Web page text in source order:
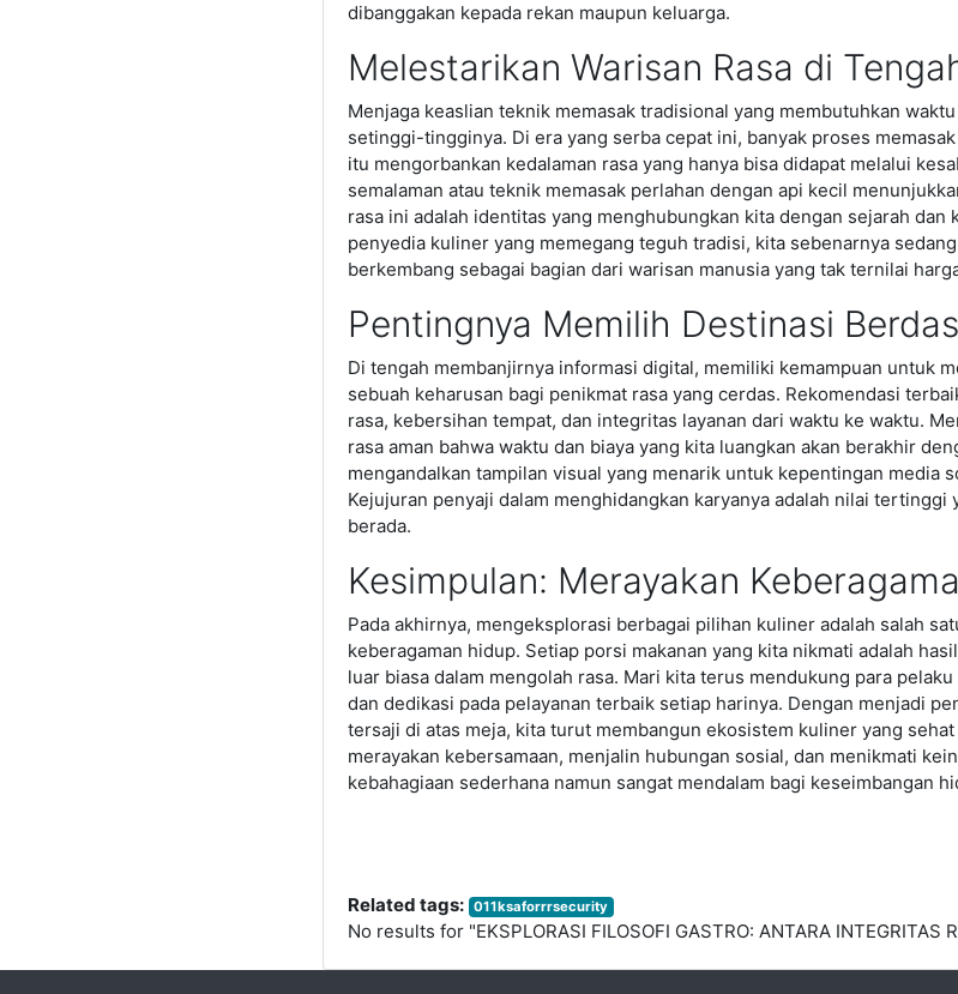
dibanggakan kepada rekan maupun keluarga.
Melestarikan Warisan Rasa di
Menjaga keaslian teknik memasak tradisional yang membutuhkan
setinggi-tingginya. Di era yang serba cepat ini, banyak proses
itu mengorbankan kedalaman rasa yang hanya bisa didapat melalui
semalaman atau teknik memasak perlahan dengan api kecil
rasa ini adalah identitas yang menghubungkan kita dengan sejarah
penyedia kuliner yang memegang teguh tradisi, kita sebenarnya
berkembang sebagai bagian dari warisan manusia yang tak ternilai
Pentingnya Memilih Destinasi
Di tengah membanjirnya informasi digital, memiliki kemampuan untuk
sebuah keharusan bagi penikmat rasa yang cerdas. Rekomendasi
rasa, kebersihan tempat, dan integritas layanan dari waktu ke waktu.
rasa aman bahwa waktu dan biaya yang kita luangkan akan berakhir
mengandalkan tampilan visual yang menarik untuk kepentingan
Kejujuran penyaji dalam menghidangkan karyanya adalah nilai
berada.
Kesimpulan: Merayakan
Pada akhirnya, mengeksplorasi berbagai pilihan kuliner adalah salah
keberagaman hidup. Setiap porsi makanan yang kita nikmati adalah
luar biasa dalam mengolah rasa. Mari kita terus mendukung para
dan dedikasi pada pelayanan terbaik setiap harinya. Dengan menjadi
tersaji di atas meja, kita turut membangun ekosistem kuliner yang
merayakan kebersamaan, menjalin hubungan sosial, dan menikmati
kebahagiaan sederhana namun sangat mendalam bagi keseimbangan
Related tags: 011ksaforrrsecurity
No results for "EKSPLORASI FILOSOFI GASTRO: ANTARA INTEGRITAS